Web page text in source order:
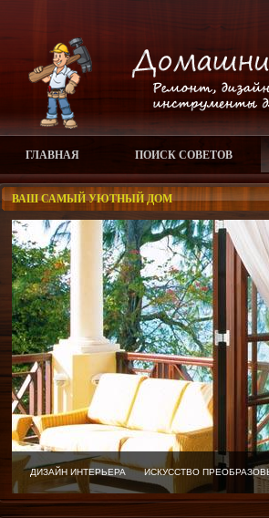
ГЛАВНАЯ ПОИСК СОВЕТОВ
ВАШ САМЫЙ УЮТНЫЙ ДОМ
ДИЗАЙН ИНТЕРЬЕРА ИСКУССТВО